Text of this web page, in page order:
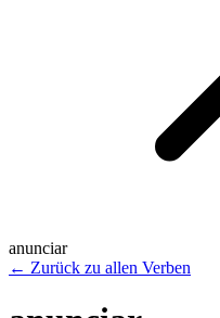
anunciar
← Zurück zu allen Verben